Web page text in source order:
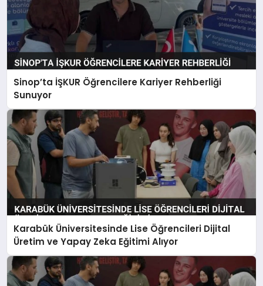
Sinop’ta İŞKUR Öğrencilere Kariyer Rehberliği
Sunuyor
Karabük Üniversitesinde Lise Öğrencileri Dijital
Üretim ve Yapay Zeka Eğitimi Alıyor